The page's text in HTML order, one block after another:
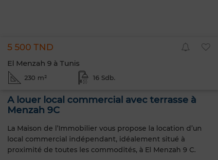
5 500 TND
El Menzah 9 à Tunis
230 m² 16 Sdb.
A louer local commercial avec terrasse à
Menzah 9C
La Maison de l’Immobilier vous propose la location d’un
local commercial indépendant, idéalement situé à
proximité de toutes les commodités, à El Menzah 9 C.